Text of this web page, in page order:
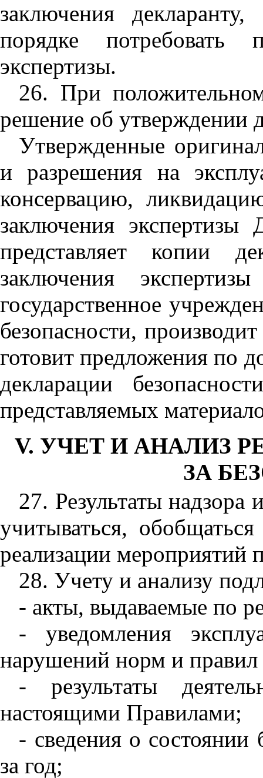
заключения
порядке потребовать
экспертизы.
26. При
решение об утверждении
Утвержденные
и разрешения на
консервацию,
заключения экспертизы
представляет копии
заключения
государственное
безопасности,
готовит предложения по
декларации
представляемых
V. УЧЕТ И АНАЛИЗ
ЗА
27. Результаты
учитываться,
реализации мероприятий
28. Учету и анализу
- акты, выдаваемые по
- уведомления
нарушений норм и
- результаты
настоящими Правилами;
- сведения о состоянии
за год;